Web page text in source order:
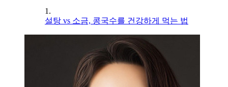
1.
설탕 vs 소금, 콩국수를 건강하게 먹는 법